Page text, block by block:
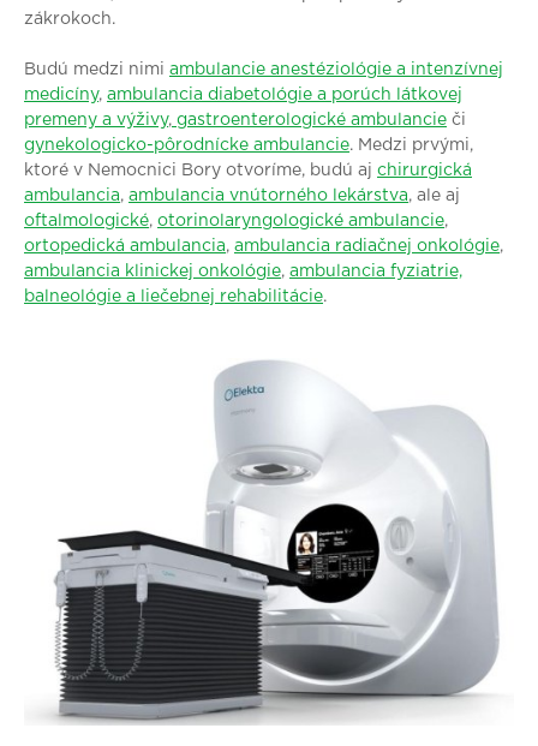
zákrokoch.
Budú medzi nimi ambulancie anestéziológie a intenzívnej
medicíny, ambulancia diabetológie a porúch látkovej
premeny a výživy, gastroenterologické ambulancie či
gynekologicko-pôrodnícke ambulancie. Medzi prvými,
ktoré v Nemocnici Bory otvoríme, budú aj chirurgická
ambulancia, ambulancia vnútorného lekárstva, ale aj
oftalmologické, otorinolaryngologické ambulancie,
ortopedická ambulancia, ambulancia radiačnej onkológie,
ambulancia klinickej onkológie, ambulancia fyziatrie,
balneológie a liečebnej rehabilitácie.